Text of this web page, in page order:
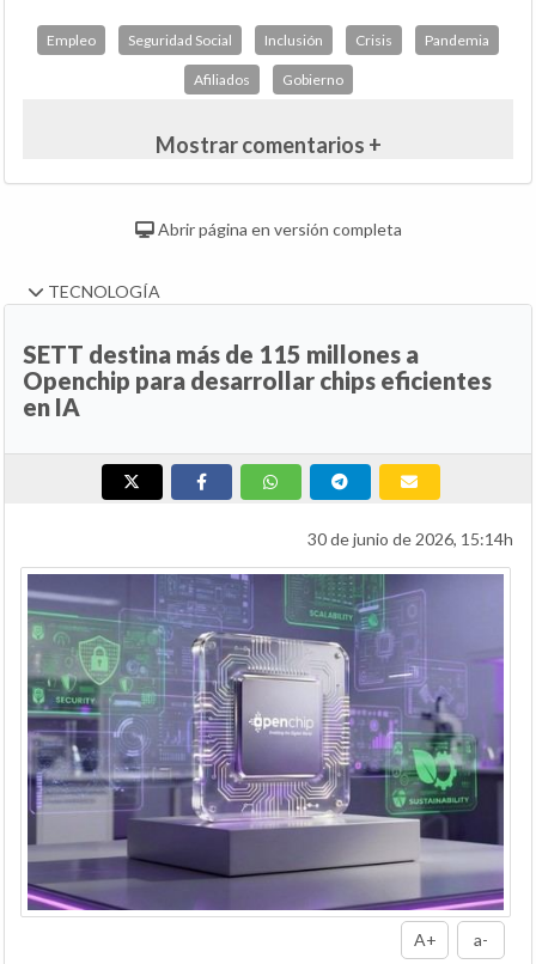
Empleo Seguridad Social Inclusión Crisis Pandemia
Afiliados Gobierno
Mostrar comentarios +
Abrir página en versión completa
TECNOLOGÍA
SETT destina más de 115 millones a
Openchip para desarrollar chips eficientes
en IA
30 de junio de 2026, 15:14h
A+ a-